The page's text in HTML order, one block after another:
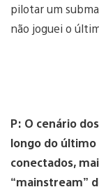
pilotar um
não joguei o
P: O cenário
longo do último
conectados,
“mainstream”